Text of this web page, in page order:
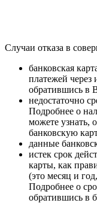
Случаи отказа в
банковская
платежей через
обратившись в
недостаточно
Подробнее о
можете узнать,
банковскую
данные
истек срок
карты, как
(это месяц и
Подробнее о
обратившись в